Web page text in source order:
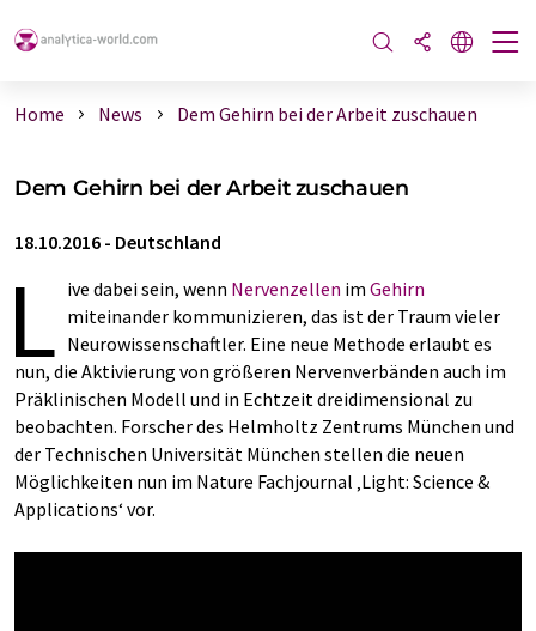
Home News Dem Gehirn bei der Arbeit zuschauen
Dem Gehirn bei der Arbeit zuschauen
18.10.2016 - Deutschland
L ive dabei sein, wenn Nervenzellen im Gehirn
miteinander kommunizieren, das ist der Traum vieler
Neurowissenschaftler. Eine neue Methode erlaubt es
nun, die Aktivierung von größeren Nervenverbänden auch im
Präklinischen Modell und in Echtzeit dreidimensional zu
beobachten. Forscher des Helmholtz Zentrums München und
der Technischen Universität München stellen die neuen
Möglichkeiten nun im Nature Fachjournal ‚Light: Science &
Applications‘ vor.